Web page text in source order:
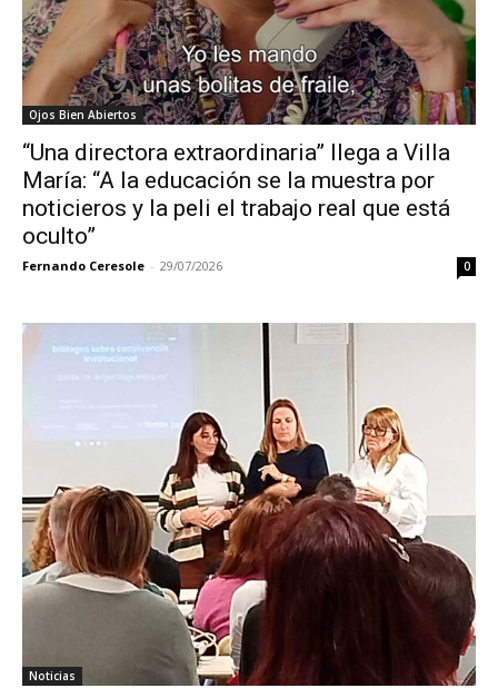
Ojos Bien Abiertos
“Una directora extraordinaria” llega a Villa
María: “A la educación se la muestra por
noticieros y la peli el trabajo real que está
oculto”
Fernando Ceresole - 29/07/2026 0
Noticias